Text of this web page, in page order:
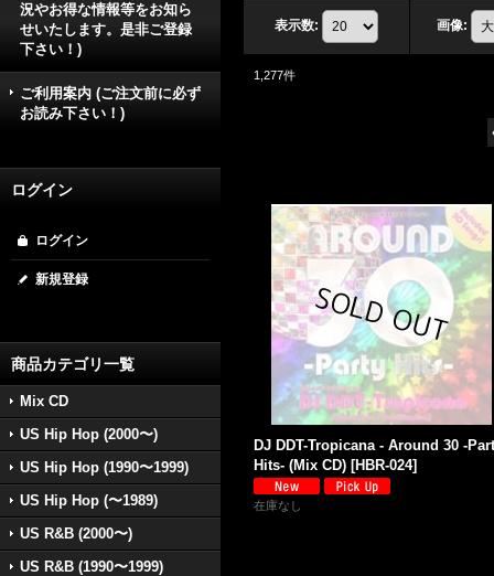
況やお得な情報等をお知ら
せいたします。是非ご登録
下さい！)
ご利用案内 (ご注文前に必ず
お読み下さい！)
ログイン
ログイン
新規登録
商品カテゴリ一覧
Mix CD
US Hip Hop (2000〜)
US Hip Hop (1990〜1999)
US Hip Hop (〜1989)
US R&B (2000〜)
US R&B (1990〜1999)
表示数: 画像:
1,277件
DJ DDT-Tropicana - Around 30 -
Hits- (Mix CD) [HBR-024]
在庫なし